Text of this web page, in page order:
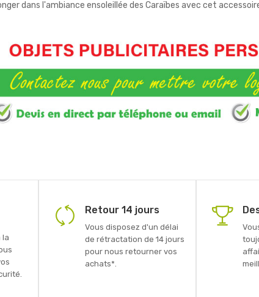
dans l'ambiance ensoleillée des Caraïbes avec cet
la
Retour 14 jours
Vous disposez d'un délai
de rétractation de 14 jours
pour nous retourner vos
achats*.